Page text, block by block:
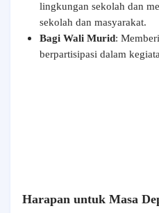
lingkungan sekolah dan
sekolah dan masyarakat.
Bagi Wali Murid:
berpartisipasi dalam
Harapan untuk Masa